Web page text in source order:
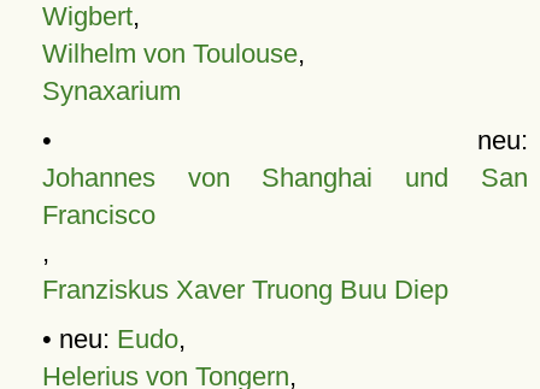
Wigbert,
Wilhelm von Toulouse,
Synaxarium
• neu:
Johannes von Shanghai und San
Francisco
,
Franziskus Xaver Truong Buu Diep
• neu: Eudo,
Helerius von Tongern,